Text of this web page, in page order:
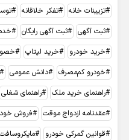
تزیینات خانه
تفکر خلاقانه
ثبت آگهی
ثبت آگهی رایگان
خرید خودرو
خرید لپتاپ
خودرو کم‌مصرف
دانش عمومی
راهنمای خرید ملک
راهنمای شغلی
عقدنامه ازدواج موقت
فروش
قوانین گمرکی خودرو